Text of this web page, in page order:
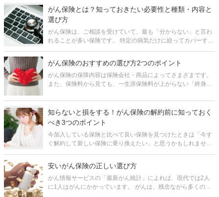
かどうか納得したいから色々と調べられているのだと思いま
す。 そして
がん保険とは？知っておきたい必要性と種類・内容と
選び方
がん保険は、ご相談を受けていて、最も「分からない」と言わ
れることが多い保険です。 特定の病気だけに絞ってカバーする
ではなく保険会社によって様々で、向き不向きが分かれます。
それだけに、「ど
がん保険のおすすめの選び方2つのポイント
がん保険の保障内容は保険会社・商品によってさまざまです。
また、保険料から見ても、一生涯保険料が上がらない「終身タ
あります。 このように、がん保険は選択肢が多いので、どんな
がん保険に加入す
知らないと損をする！がん保険の解約前に知っておく
べき3つのポイント
今加入している保険と比べて良い保険を見つけたときは「今す
ぐ解約して新しい保険に乗り換えたい」と思うかもしれませ
いる」というだけで、現在加入している保険を解約してしまう
のは最善の方法とはいえませ
安いがん保険の正しい選び方
がん情報サービスの「最新がん統計」によれば、現代では2人
に1人はがんにかかっています。 がんは、残念ながら多くの人